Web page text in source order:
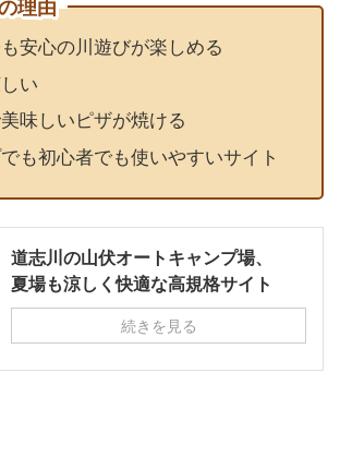
理由
安心の川遊びが楽しめる
い
味しいピザが焼ける
も初心者でも使いやすいサイト
道志川の山伏オートキャンプ場、
夏場も涼しく快適な高規格サイト
続きを見る